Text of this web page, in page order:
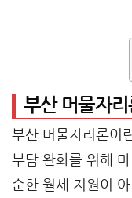
부산 머물자
부산 머물자리론이
부담 완화를 위해
순한 월세 지원이